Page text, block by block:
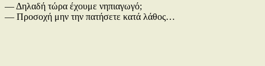
— Δηλαδή τώρα έχουμε νηπιαγωγό;
— Προσοχή μην την πατήσετε κατά λάθος…